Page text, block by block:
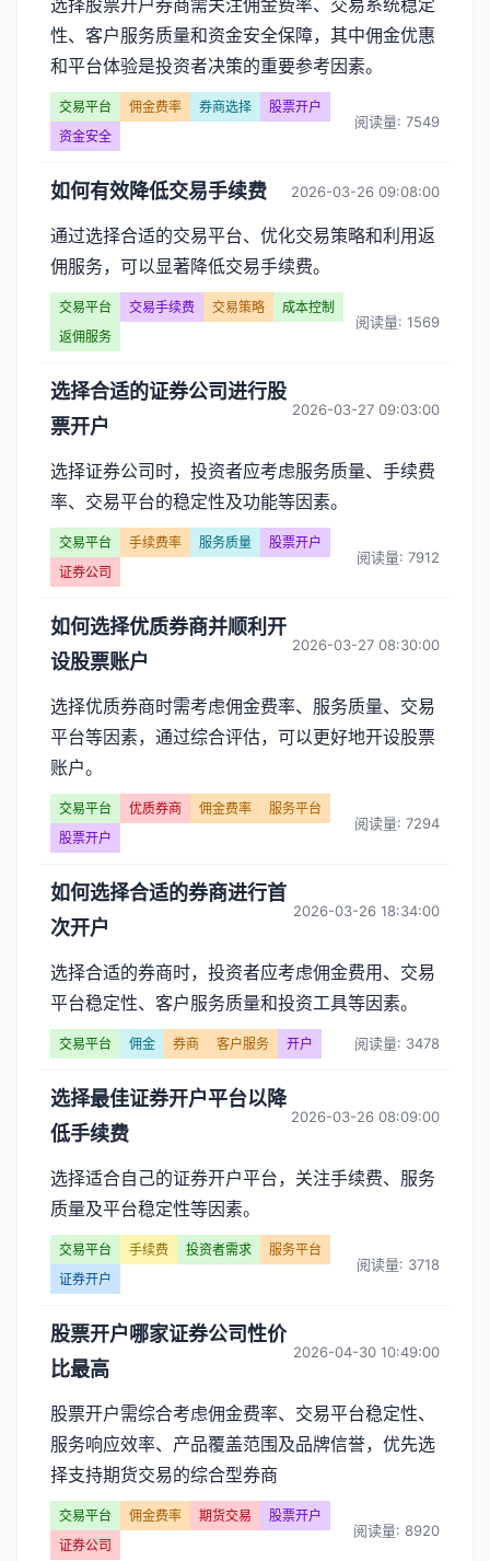
选择股票开户券商需关注佣金费率、交易系统稳定
性、客户服务质量和资金安全保障，其中佣金优惠
和平台体验是投资者决策的重要参考因素。
交易平台 佣金费率 券商选择
股票开户
资金安全
阅读量: 7549
如何有效降低交易手续费 2026-03-26 09:08:00
通过选择合适的交易平台、优化交易策略和利用返
佣服务，可以显著降低交易手续费。
交易平台 交易手续费 交易策略
成本控制
返佣服务
阅读量: 1569
选择合适的证券公司进行股
票开户
2026-03-27 09:03:00
选择证券公司时，投资者应考虑服务质量、手续费
率、交易平台的稳定性及功能等因素。
交易平台 手续费率 服务质量
股票开户
证券公司
阅读量: 7912
如何选择优质券商并顺利开
设股票账户
2026-03-27 08:30:00
选择优质券商时需考虑佣金费率、服务质量、交易
平台等因素，通过综合评估，可以更好地开设股票
账户。
交易平台 优质券商 佣金费率
服务平台
股票开户
阅读量: 7294
如何选择合适的券商进行首
次开户
2026-03-26 18:34:00
选择合适的券商时，投资者应考虑佣金费用、交易
平台稳定性、客户服务质量和投资工具等因素。
交易平台 佣金 券商 客户服务 开户 阅读量: 3478
选择最佳证券开户平台以降
低手续费
2026-03-26 08:09:00
选择适合自己的证券开户平台，关注手续费、服务
质量及平台稳定性等因素。
交易平台 手续费 投资者需求
服务平台
证券开户
阅读量: 3718
股票开户哪家证券公司性价
比最高
2026-04-30 10:49:00
股票开户需综合考虑佣金费率、交易平台稳定性、
服务响应效率、产品覆盖范围及品牌信誉，优先选
择支持期货交易的综合型券商
交易平台 佣金费率 期货交易
股票开户
证券公司
阅读量: 8920